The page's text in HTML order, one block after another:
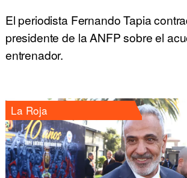
El periodista Fernando Tapia
presidente de la ANFP sobre el
entrenador.
La Roja